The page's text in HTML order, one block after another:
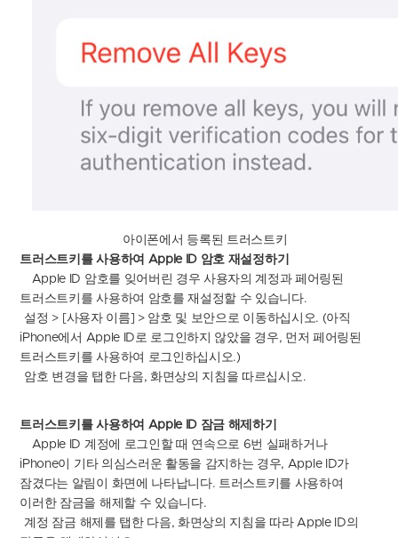
아이폰에서 등록된 트러스트키
트러스트키를 사용하여 Apple ID 암호 재설정하기
Apple ID 암호를 잊어버린 경우 사용자의 계정과 페어링된
트러스트키를 사용하여 암호를 재설정할 수 있습니다.
설정 > [ 사용자 이름 ] > 암호 및 보안으로 이동하십시오. (아직
iPhone에서 Apple ID로 로그인하지 않았을 경우, 먼저 페어링된
트러스트키를 사용하여 로그인하십시오.)
암호 변경을 탭한 다음, 화면상의 지침을 따르십시오.
트러스트키를 사용하여 Apple ID 잠금 해제하기
Apple ID 계정에 로그인할 때 연속으로 6번 실패하거나
iPhone이 기타 의심스러운 활동을 감지하는 경우, Apple ID가
잠겼다는 알림이 화면에 나타납니다. 트러스트키를 사용하여
이러한 잠금을 해제할 수 있습니다.
계정 잠금 해제를 탭한 다음,화면상의 지침을 따라Apple ID의